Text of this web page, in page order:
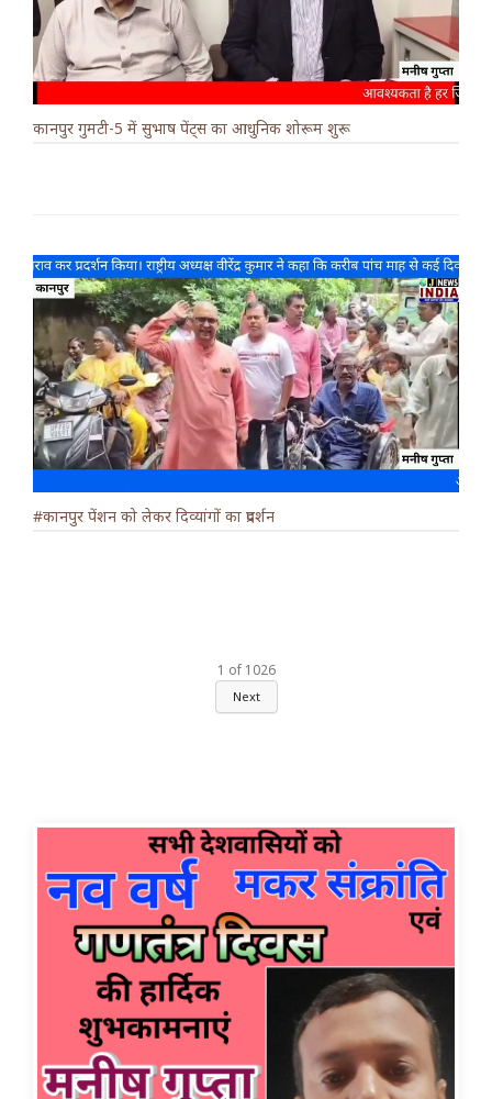
कानपुर गुमटी-5 में सुभाष पेंट्स का आधुनिक शोरूम शुरू
#कानपुर पेंशन को लेकर दिव्यांगों का प्रदर्शन
1 of 1026
Next